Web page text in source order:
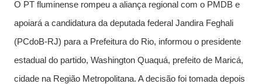
O PT fluminense rompeu a aliança regional com o PMDB e
apoiará a candidatura da deputada federal Jandira Feghali
(PCdoB-RJ) para a Prefeitura do Rio, informou o presidente
estadual do partido, Washington Quaquá, prefeito de Maricá,
cidade na Região Metropolitana. A decisão foi tomada depois